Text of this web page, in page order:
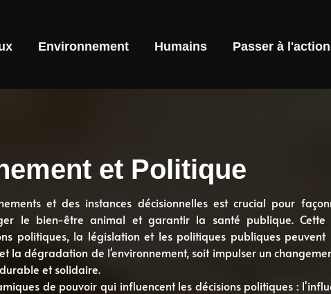
Environnement Humains Passer à l'action
et Politique
et des instances décisionnelles est crucial pour
le bien-être animal et garantir la santé publique. Cette
politiques, la législation et les politiques publiques
la dégradation de l'environnement, soit impulser un
et solidaire.
de pouvoir qui influencent les décisions politiques :